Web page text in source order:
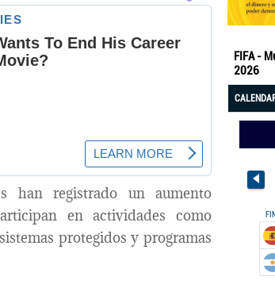
han registrado un aumento
en actividades como
protegidos y programas